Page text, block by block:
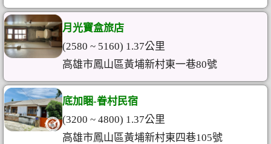
月光寶盒旅店
(2580 ~ 5160) 1.37公里
高雄市鳳山區黃埔新村東一巷80號
底加睏-眷村民宿
(3200 ~ 4800) 1.37公里
高雄市鳳山區黃埔新村東四巷105號